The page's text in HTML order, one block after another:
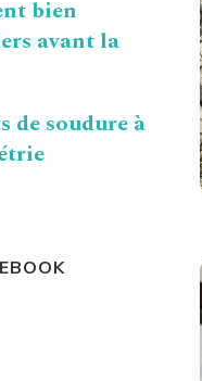
bien
avant la
de soudure à